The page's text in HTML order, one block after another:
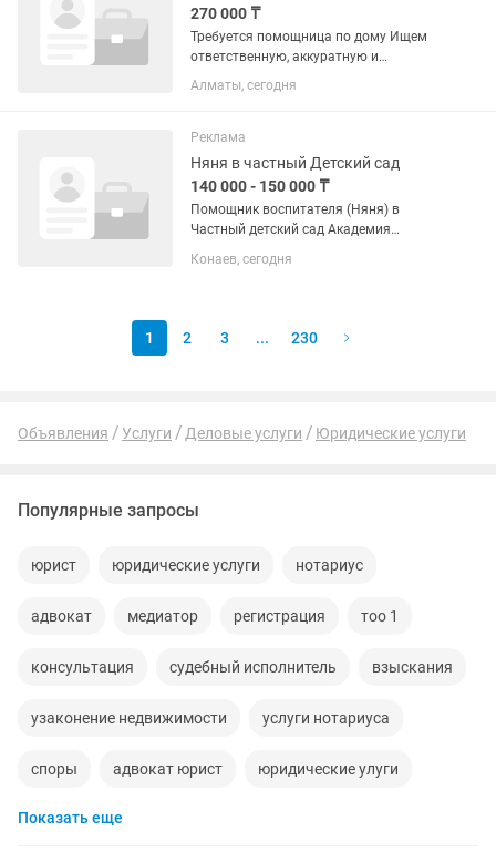
270 000 ₸
Требуется помощница по дому Ищем
ответственную, аккуратную и
чистоплотную помощницу для работы
в частном доме. Обязанности: уборка
поддержание чистоты и...
Алматы, сегодня
Реклама
Няня в частный Детский сад
140 000 - 150 000 ₸
Помощник воспитателя (Няня) в
Частный детский сад Академия
предусмотрено бесплатно. Так же есть
Конаев, сегодня
1 2 3 ... 230
Объявления Услуги Деловые услуги Юридические услуги
Популярные запросы
юрист юридические услуги нотариус
адвокат медиатор регистрация тоо 1
консультация судебный исполнитель взыскания
узаконение недвижимости услуги нотариуса
споры адвокат юрист юридические улуги
адрес взыскание долгов
Показать еще